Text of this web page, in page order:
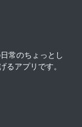
常のちょっとし
るアプリです。